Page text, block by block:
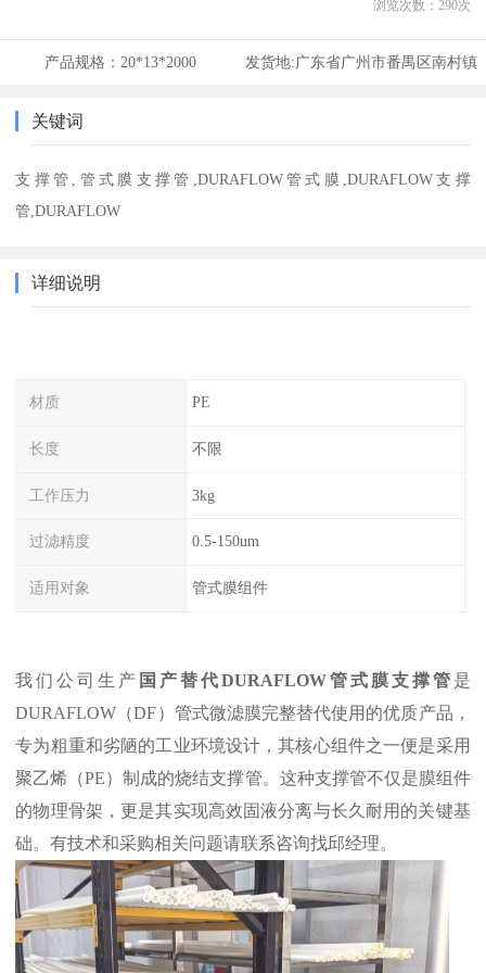
浏览次数： 290次
产品规格： 20*13*2000 发货地:广东省广州市番禺区南村镇
关键词
支撑管,管式膜支撑管,DURAFLOW管式膜,DURAFLOW支撑
管,DURAFLOW
详细说明
材质 PE
长度 不限
工作压力 3kg
过滤精度 0.5-150um
适用对象 管式膜组件
我们公司生产 国产替代DURAFLOW管式膜支撑管 是
DURAFLOW（DF）管式微滤膜完整替代使用的优质产品，
专为粗重和劣陋的工业环境设计，其核心组件之一便是采用
聚乙烯（PE）制成的烧结支撑管。这种支撑管不仅是膜组件
的物理骨架，更是其实现高效固液分离与长久耐用的关键基
础。有技术和采购相关问题请联系咨询找邱经理。